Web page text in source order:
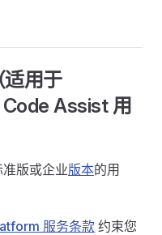
适用于
Assist 用
版或企业版本的用
服务条款 约束您